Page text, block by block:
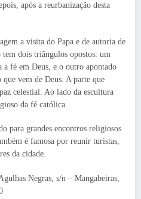
após a reurbanização desta
a visita do Papa e de autoria de
dois triângulos opostos: um
fé em Deus, e o outro apontado
vem de Deus. A parte que
celestial. Ao lado da escultura
da fé católica.
para grandes encontros religiosos
é famosa por reunir turistas,
da cidade.
Negras, s/n – Mangabeiras,